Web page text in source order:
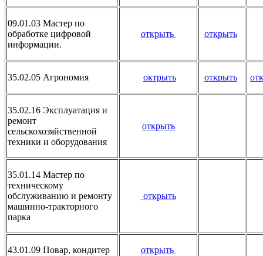
09.01.03 Мастер по
обработке цифровой
информации.
открыть открыть
35.02.05 Агрономия октрыть открыть
35.02.16 Эксплуатация и
ремонт
сельскохозяйственной
техники и оборудования
открыть
35.01.14 Мастер по
техническому
обслуживанию и ремонту
машинно-тракторного
парка
открыть
43.01.09 Повар, кондитер открыть